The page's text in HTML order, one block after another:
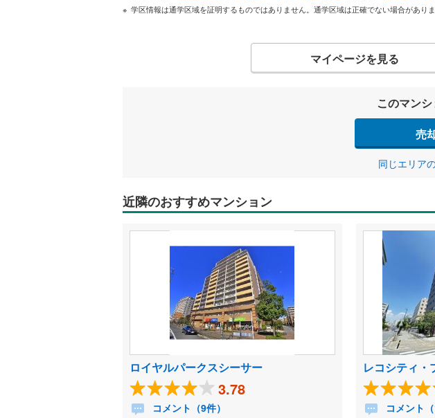
学区情報は通学区域を証明するものではありません。通学区域は正確でない場合があり
マイページを見る
このマン
売
同じエリア
近隣のおすすめマンション
ロイヤルパークスシーサー
3.78
コメント（9件）
レコシティ・
コメント（